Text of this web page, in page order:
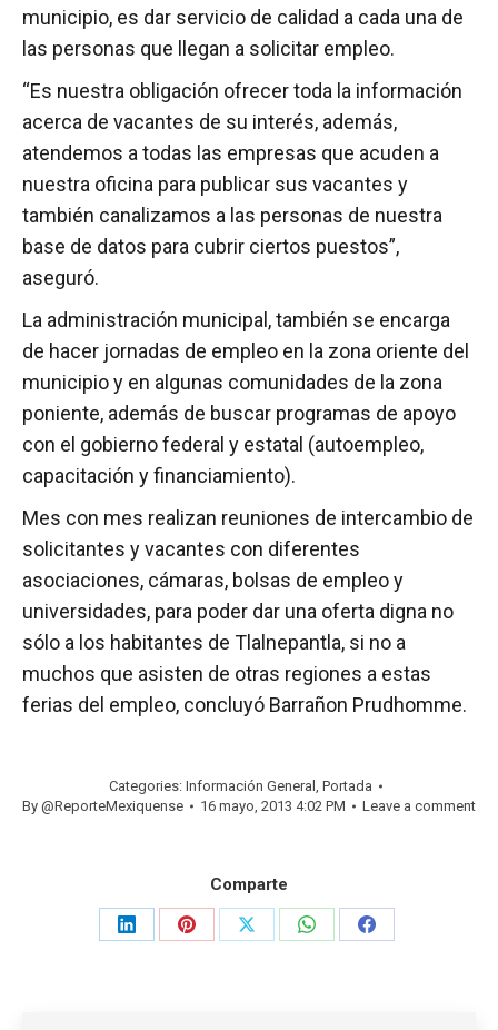
municipio, es dar servicio de calidad a cada una de
las personas que llegan a solicitar empleo.
“Es nuestra obligación ofrecer toda la información
acerca de vacantes de su interés, además,
atendemos a todas las empresas que acuden a
nuestra oficina para publicar sus vacantes y
también canalizamos a las personas de nuestra
base de datos para cubrir ciertos puestos”,
aseguró.
La administración municipal, también se encarga
de hacer jornadas de empleo en la zona oriente del
municipio y en algunas comunidades de la zona
poniente, además de buscar programas de apoyo
con el gobierno federal y estatal (autoempleo,
capacitación y financiamiento).
Mes con mes realizan reuniones de intercambio de
solicitantes y vacantes con diferentes
asociaciones, cámaras, bolsas de empleo y
universidades, para poder dar una oferta digna no
sólo a los habitantes de Tlalnepantla, si no a
muchos que asisten de otras regiones a estas
ferias del empleo, concluyó Barrañon Prudhomme.
Categories: Información General , Portada
By @ReporteMexiquense 16 mayo, 2013 4:02 PM Leave a comment
Comparte
Share
Share
Share
Share
Share